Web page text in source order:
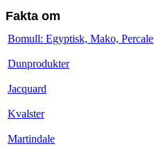
Fakta om
Bomull: Egyptisk, Mako, Percale
Dunprodukter
Jacquard
Kvalster
Martindale